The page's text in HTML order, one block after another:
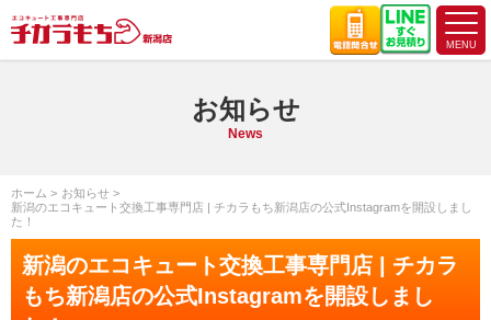
お知らせ
News
ホーム
お知らせ
新潟のエコキュート交換工事専門店 | チカラもち新潟店の公式Instagramを開設しまし
た！
新潟のエコキュート交換工事専門店 | チカラ
もち新潟店の公式Instagramを開設しまし